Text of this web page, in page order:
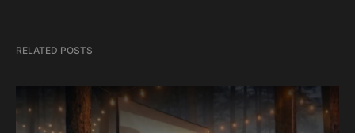
RELATED POSTS